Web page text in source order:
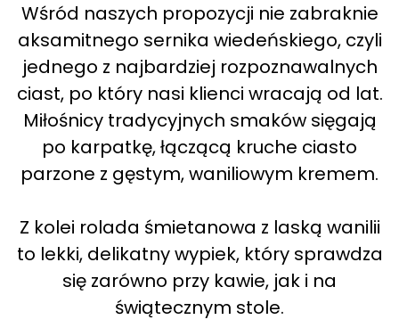
Wśród naszych propozycji nie zabraknie
aksamitnego sernika wiedeńskiego, czyli
jednego z najbardziej rozpoznawalnych
ciast, po który nasi klienci wracają od lat.
Miłośnicy tradycyjnych smaków sięgają
po karpatkę, łączącą kruche ciasto
parzone z gęstym, waniliowym kremem.
Z kolei rolada śmietanowa z laską wanilii
to lekki, delikatny wypiek, który sprawdza
się zarówno przy kawie, jak i na
świątecznym stole.